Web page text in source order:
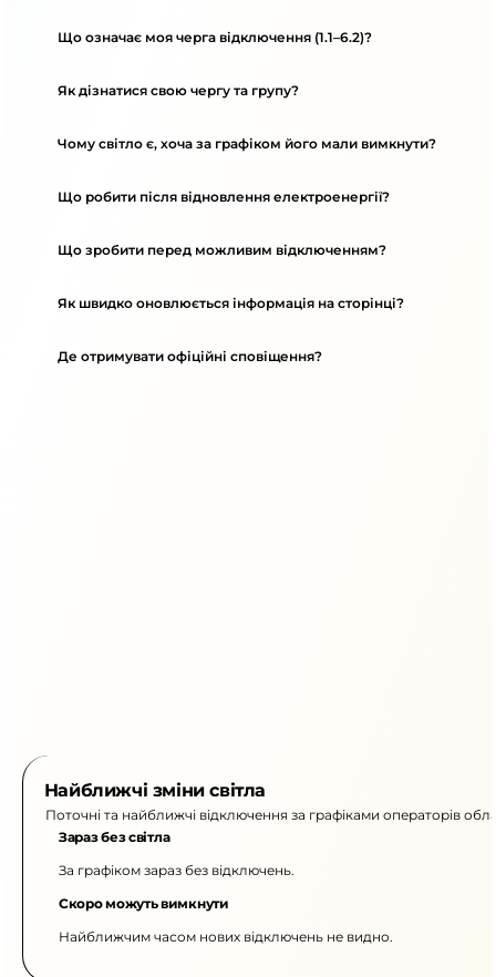
Що означає моя черга відключення (1.1–6.2)?
Як дізнатися свою чергу та групу?
Чому світло є, хоча за графіком його мали вимкнути?
Що робити після відновлення електроенергії?
Що зробити перед можливим відключенням?
Як швидко оновлюється інформація на сторінці?
Де отримувати офіційні сповіщення?
Найближчі зміни світла
Поточні та найближчі відключення за графіками операторів
Зараз без світла
За графіком зараз без відключень.
Скоро можуть вимкнути
Найближчим часом нових відключень не видно.